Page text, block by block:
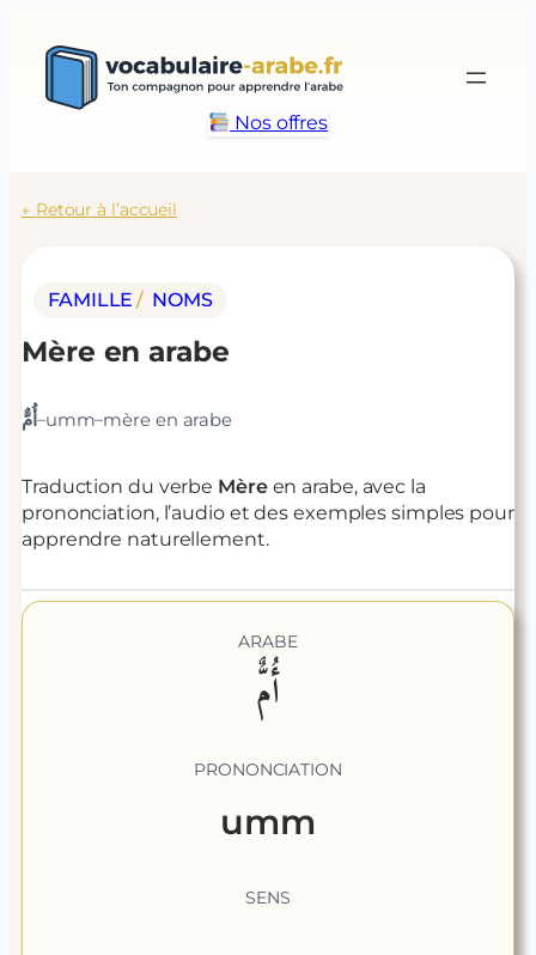
Nos offres
← Retour à l’accueil
FAMILLE / NOMS
Mère en arabe
أُمٌّ–umm–mèreen arabe
Traduction du verbe Mèreen arabe, avec la
prononciation, l’audio et des exemples simples pour
apprendre naturellement.
ARABE
أُمٌّ
PRONONCIATION
umm
SENS